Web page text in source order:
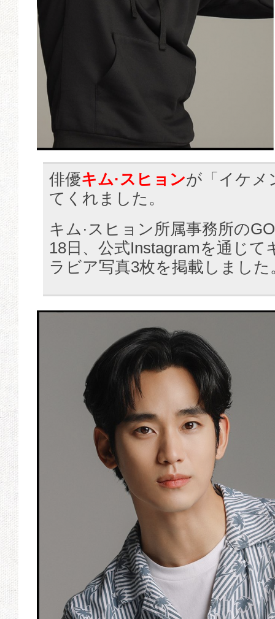
俳優キム·スヒョンが「イケメ
てくれました。
キム·スヒョン所属事務所の
18日、公式Instagramを通じて
ラビア写真3枚を掲載しました